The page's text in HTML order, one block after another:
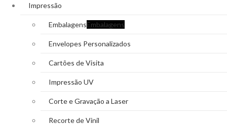
Impressão
EmbalagensEmbalagens
Envelopes Personalizados
Cartões de Visita
Impressão UV
Corte e Gravação a Laser
Recorte de Vinil